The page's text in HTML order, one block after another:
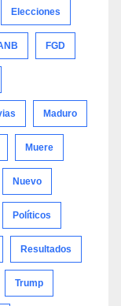
Elecciones
FGD
Maduro
Muere
Nuevo
Políticos
Resultados
Trump